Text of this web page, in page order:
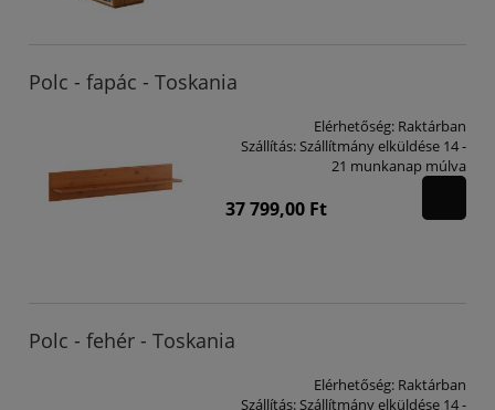
Polc - fapác - Toskania
Elérhetőség: Raktárban
Szállítás:Szállítmány elküldése 14 -
21 munkanap múlva
37 799,00 Ft
Polc - fehér - Toskania
Elérhetőség: Raktárban
Szállítás:Szállítmány elküldése 14 -